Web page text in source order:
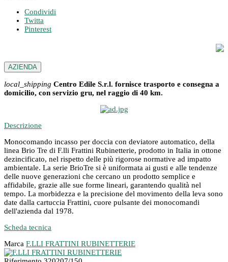
Condividi
Twitta
Pinterest
AZIENDA
local_shipping Centro Edile S.r.l. fornisce trasporto e consegna a
domicilio, con servizio gru, nel raggio di 40 km.
Descrizione
Monocomando incasso per doccia con deviatore automatico, della
linea Brio Tre di F.lli Frattini Rubinetterie, prodotto in Italia in ottone
dezincificato, nel rispetto delle più rigorose normative ad impatto
ambientale. La serie BrioTre si è uniformata ai gusti e alle tendenze
delle nuove generazioni che cercano un prodotto semplice e
affidabile, grazie alle sue forme lineari, garantendo qualità nel
tempo. La morbidezza e la precisione del movimento della leva sono
date dalla cartuccia Frattini, cuore pulsante dei monocomandi
dell'azienda dal 1978.
Scheda tecnica
Marca F.LLI FRATTINI RUBINETTERIE